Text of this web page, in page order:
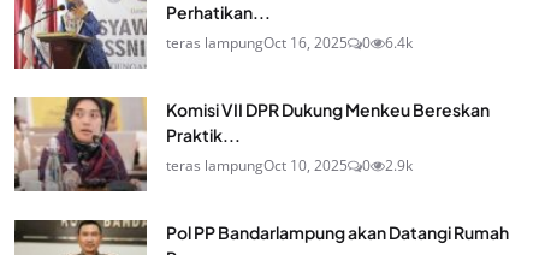
Perhatikan...
teras lampungOct 16, 2025 0 6.4k
Komisi VII DPR Dukung Menkeu Bereskan
Praktik...
teras lampungOct 10, 2025 0 2.9k
Pol PP Bandarlampung akan Datangi Rumah